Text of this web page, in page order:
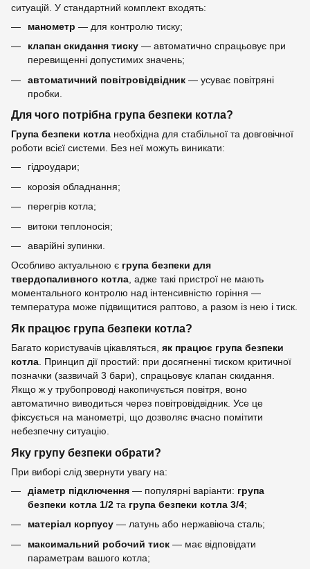
ситуацій. У стандартний комплект входять:
манометр — для контролю тиску;
клапан скидання тиску — автоматично спрацьовує при
перевищенні допустимих значень;
автоматичний повітровідвідник — усуває повітряні
пробки.
Для чого потрібна група безпеки котла?
Група безпеки котла необхідна для стабільної та довговічної
роботи всієї системи. Без неї можуть виникати:
гідроудари;
корозія обладнання;
перегрів котла;
витоки теплоносія;
аварійні зупинки.
Особливо актуальною є група безпеки для
твердопаливного котла, адже такі пристрої не мають
моментального контролю над інтенсивністю горіння —
температура може підвищитися раптово, а разом із нею і тиск.
Як працює група безпеки котла?
Багато користувачів цікавляться, як працює група безпеки
котла . Принцип дії простий: при досягненні тиском критичної
позначки (зазвичай 3 бари), спрацьовує клапан скидання.
Якщо ж у трубопроводі накопичується повітря, воно
автоматично виводиться через повітровідвідник. Усе це
фіксується на манометрі, що дозволяє вчасно помітити
небезпечну ситуацію.
Яку групу безпеки обрати?
При виборі слід звернути увагу на:
діаметр підключення — популярні варіанти: група
безпеки котла 1/2 та група безпеки котла 3/4;
матеріал корпусу — латунь або нержавіюча сталь;
максимальний робочий тиск — має відповідати
параметрам вашого котла;